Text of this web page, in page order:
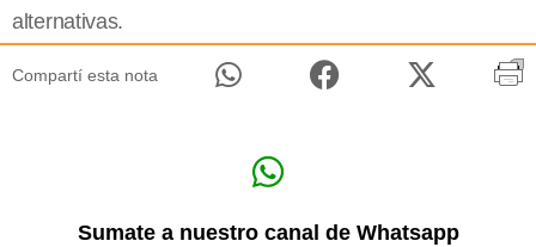
alternativas.
Compartí esta nota
Sumate a nuestro canal de Whatsapp